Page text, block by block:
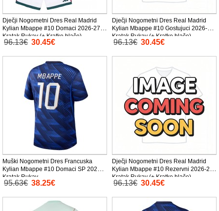
Dječji Nogometni Dres Real Madrid
Kylian Mbappe #10 Domaci 2026-27
Kratak Rukav (+ Kratke hlače)
96.13€ 30.45€
Dječji Nogometni Dres Real Madrid
Kylian Mbappe #10 Gostujuci 2026-27
Kratak Rukav (+ Kratke hlače)
96.13€ 30.45€
Muški Nogometni Dres Francuska
Kylian Mbappe #10 Domaci SP 2026
Kratak Rukav
95.63€ 38.25€
Dječji Nogometni Dres Real Madrid
Kylian Mbappe #10 Rezervni 2026-27
Kratak Rukav (+ Kratke hlače)
96.13€ 30.45€